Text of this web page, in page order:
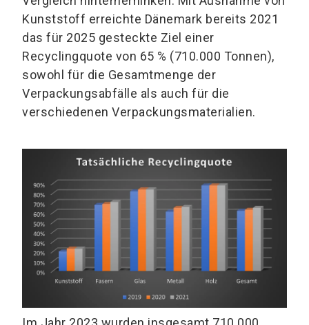
Kunststoff erreichte Dänemark bereits 2021
das für 2025 gesteckte Ziel einer
Recyclingquote von 65 % (710.000 Tonnen),
sowohl für die Gesamtmenge der
Verpackungsabfälle als auch für die
verschiedenen Verpackungsmaterialien.